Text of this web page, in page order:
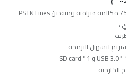
يصل إلى 500 مستخدم IP (SIP) و 75 مكالمة متزامنة ومنفذين PSTN Lines
لتسهيل البرمجة